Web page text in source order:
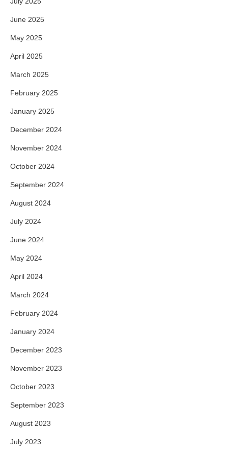
June 2025
May 2025
April 2025
March 2025
February 2025
January 2025
December 2024
November 2024
October 2024
September 2024
August 2024
July 2024
June 2024
May 2024
April 2024
March 2024
February 2024
January 2024
December 2023
November 2023
October 2023
September 2023
August 2023
July 2023